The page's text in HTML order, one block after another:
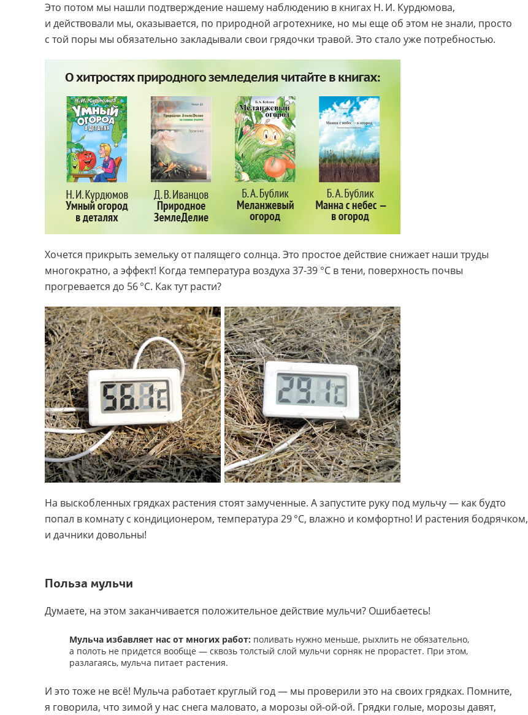
Это потом мы нашли подтверждение нашему наблюдению в книгах Н. И. Курдюмова,
и действовали мы, оказывается, по природной агротехнике, но мы еще об этом не знали, просто
с той поры мы обязательно закладывали свои грядочки травой. Это стало уже потребностью.
Хочется прикрыть земельку от палящего солнца. Это простое действие снижает наши труды
многократно, а эффект! Когда температура воздуха 37-39 °С в тени, поверхность почвы
прогревается до 56 °С. Как тут расти?
На выскобленных грядках растения стоят замученные. А запустите руку под мульчу — как будто
попал в комнату с кондиционером, температура 29 °С, влажно и комфортно! И растения бодрячком,
и дачники довольны!
Польза мульчи
Думаете, на этом заканчивается положительное действие мульчи? Ошибаетесь!
Мульча избавляет нас от многих работ: поливать нужно меньше, рыхлить не обязательно,
а полоть не придется вообще — сквозь толстый слой мульчи сорняк не прорастет. При этом,
разлагаясь, мульча питает растения.
И это тоже не всё! Мульча работает круглый год — мы проверили это на своих грядках. Помните,
я говорила, что зимой у нас снега маловато, а морозы ой-ой-ой. Грядки голые, морозы давят,